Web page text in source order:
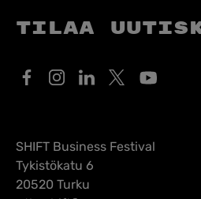
Tilaa
SHIFT Business Festival
Tykistökatu 6
20520 Turku